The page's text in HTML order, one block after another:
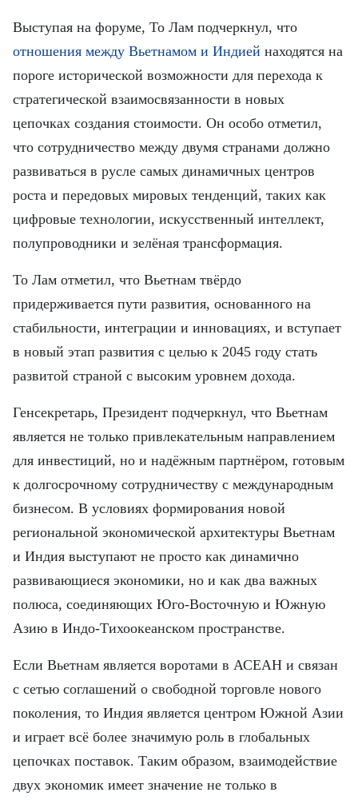
Выступая на форуме, То Лам подчеркнул, что
отношения между Вьетнамом и Индией находятся на
пороге исторической возможности для перехода к
стратегической взаимосвязанности в новых
цепочках создания стоимости. Он особо отметил,
что сотрудничество между двумя странами должно
развиваться в русле самых динамичных центров
роста и передовых мировых тенденций, таких как
цифровые технологии, искусственный интеллект,
полупроводники и зелёная трансформация.
То Лам отметил, что Вьетнам твёрдо
придерживается пути развития, основанного на
стабильности, интеграции и инновациях, и вступает
в новый этап развития с целью к 2045 году стать
развитой страной с высоким уровнем дохода.
Генсекретарь, Президент подчеркнул, что Вьетнам
является не только привлекательным направлением
для инвестиций, но и надёжным партнёром, готовым
к долгосрочному сотрудничеству с международным
бизнесом. В условиях формирования новой
региональной экономической архитектуры Вьетнам
и Индия выступают не просто как динамично
развивающиеся экономики, но и как два важных
полюса, соединяющих Юго-Восточную и Южную
Азию в Индо-Тихоокеанском пространстве.
Если Вьетнам является воротами в АСЕАН и связан
с сетью соглашений о свободной торговле нового
поколения, то Индия является центром Южной Азии
и играет всё более значимую роль в глобальных
цепочках поставок. Таким образом, взаимодействие
двух экономик имеет значение не только в